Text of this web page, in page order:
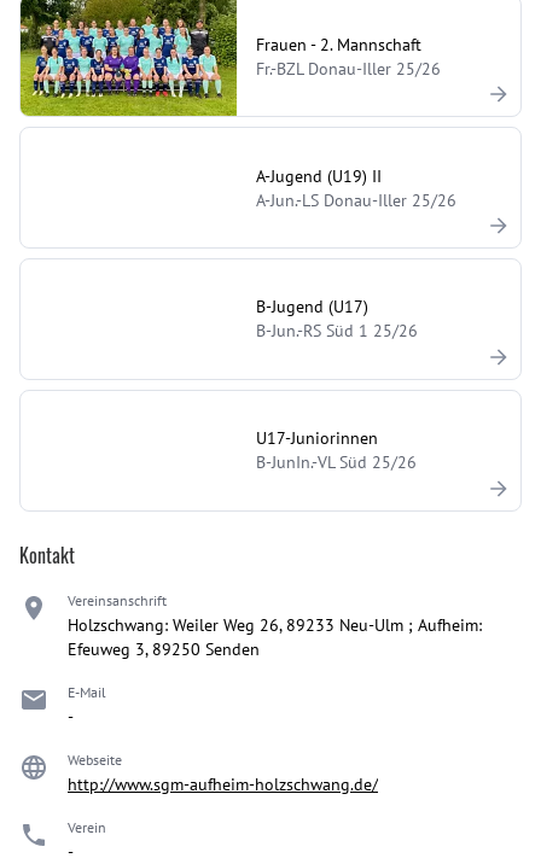
Frauen - 2. Mannschaft
Fr.-BZL Donau-Iller 25/26
A-Jugend (U19) II
A-Jun.-LS Donau-Iller 25/26
B-Jugend (U17)
B-Jun.-RS Süd 1 25/26
U17-Juniorinnen
B-JunIn.-VL Süd 25/26
Kontakt
Vereinsanschrift
Holzschwang: Weiler Weg 26, 89233 Neu-Ulm ; Aufheim:
Efeuweg 3, 89250 Senden
E-Mail
-
Webseite
http://www.sgm-aufheim-holzschwang.de/
Verein
-